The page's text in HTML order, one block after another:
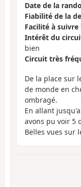
Date de la
Fiabilité de la
Facilité à
Intérêt du
bien
Circuit très
De la place sur
de monde en
ombragé.
En allant
avons pu voir 5
Belles vues sur